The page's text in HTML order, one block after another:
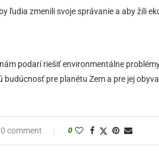
ľudia zmenili svoje správanie a aby žili
podarí riešiť environmentálne
pre planétu Zem a pre jej
0 comment 0